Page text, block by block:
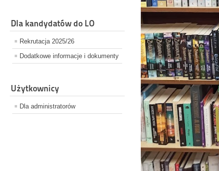
Dla kandydatów do LO
Rekrutacja 2025/26
Dodatkowe informacje i dokumenty
Użytkownicy
Dla administratorów